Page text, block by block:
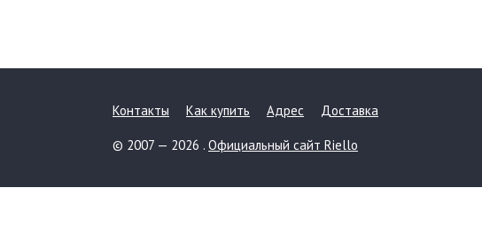
Контакты Как купить Адрес Доставка
© 2007 — 2026 . Официальный сайт Riello